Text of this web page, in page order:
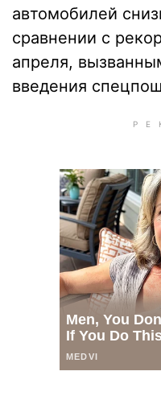
автомобилей
сравнении с
апреля,
введения